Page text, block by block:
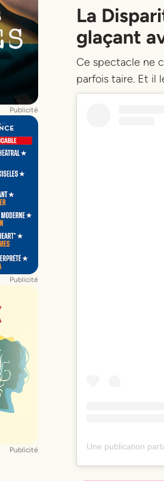
Publicité
Publicité
Publicité
Title
La
glaçant
Ce spectacle ne
parfois taire. Et il